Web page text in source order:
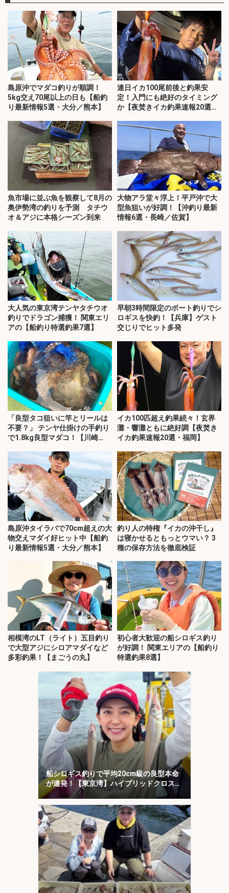
島原沖でマダコ釣りが順調！
5kg交え70尾以上の日も【船釣
り最新情報5選・大分／熊本】
連日イカ100尾前後と釣果安
定！入門にも絶好のタイミング
か【夜焚きイカ釣果速報20選・
魚市場に並ぶ魚を観察して8月の
奥伊勢湾の釣りを予測 タチウ
オ＆アジに本格シーズン到来
大物アラ堂々浮上！平戸沖で大
型魚狙いが好調！【沖釣り最新
情報6選・長崎／佐賀】
大人気の東京湾テンヤタチウオ
釣りでドラゴン捕獲！ 関東エリ
アの【船釣り特選釣果7選】
早朝3時間限定のボート釣りでシ
ロギスを快釣！【兵庫】ゲスト
交じりでヒット多発
「良型タコ狙いに竿とリールは
不要？」 テンヤ仕掛けの手釣り
で1.8kg良型マダコ！【川崎
イカ100匹超え釣果続々！玄界
灘・響灘ともに絶好調【夜焚き
イカ釣果速報20選・福岡】
島原沖タイラバで70cm超えの大
物交えマダイ好ヒット中【船釣
り最新情報5選・大分／熊本】
釣り人の特権『イカの沖干し』
は寝かせるともっとウマい？ 3
種の保存方法を徹底検証
相模湾のLT（ライト）五目釣り
で大型アジにシロアマダイなど
多彩釣果！【まごうの丸】
初心者大歓迎の船シロギス釣り
が好調！ 関東エリアの【船釣り
特選釣果8選】
船シロギス釣りで平均20cm級の良型本命
が連発！【東京湾】ハイブリッドクロスに
好反応